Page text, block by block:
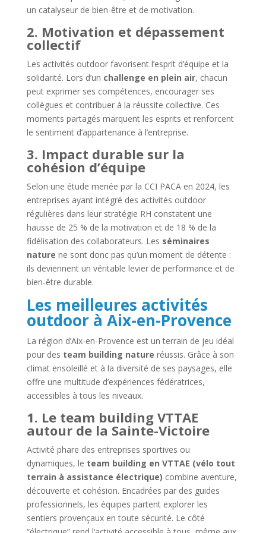
un catalyseur de bien-être et de motivation.
2. Motivation et dépassement
collectif
Les activités outdoor favorisent l’esprit d’équipe et la
solidarité. Lors d’un challenge en plein air, chacun
peut exprimer ses compétences, encourager ses
collègues et contribuer à la réussite collective. Ces
moments partagés marquent les esprits et renforcent
le sentiment d’appartenance à l’entreprise.
3. Impact durable sur la
cohésion d’équipe
Selon une étude menée par la CCI PACA en 2024, les
entreprises ayant intégré des activités outdoor
régulières dans leur stratégie RH constatent une
hausse de 25 % de la motivation et de 18 % de la
fidélisation des collaborateurs. Les séminaires
nature ne sont donc pas qu’un moment de détente :
ils deviennent un véritable levier de performance et de
bien-être durable.
Les meilleures activités
outdoor à Aix-en-Provence
La région d’Aix-en-Provence est un terrain de jeu idéal
pour des team building nature réussis. Grâce à son
climat ensoleillé et à la diversité de ses paysages, elle
offre une multitude d’expériences fédératrices,
accessibles à tous les niveaux.
1. Le team building VTTAE
autour de la Sainte-Victoire
Activité phare des entreprises sportives ou
dynamiques, le team building en VTTAE (vélo tout
terrain à assistance électrique) combine aventure,
découverte et cohésion. Encadrées par des guides
professionnels, les équipes partent explorer les
sentiers provençaux en toute sécurité. Le côté